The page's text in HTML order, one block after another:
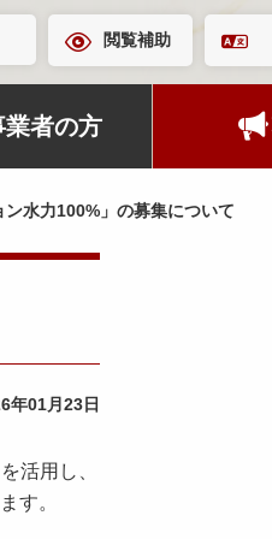
閲覧補助
業者の方
水力100%」の募集について
年01月23日
活用し、
す。